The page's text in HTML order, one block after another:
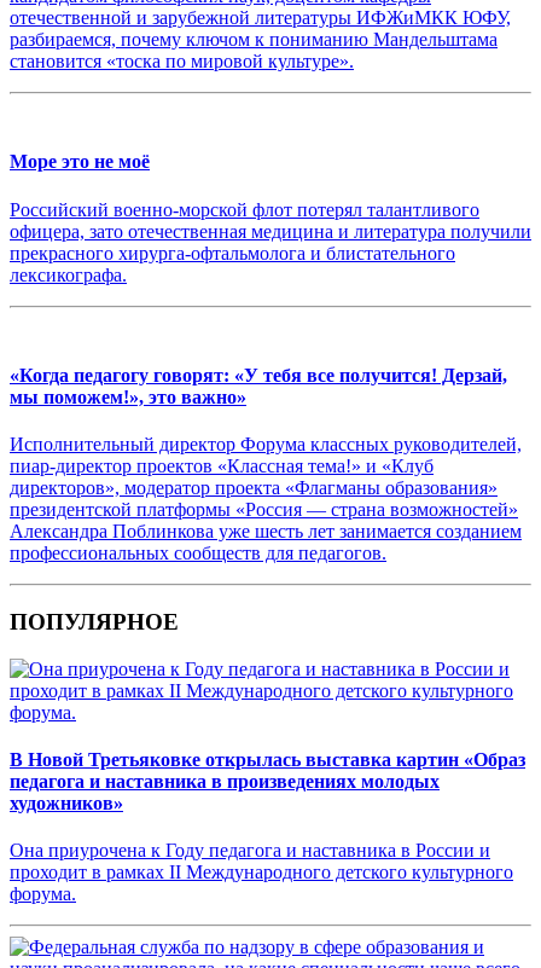
отечественной и зарубежной литературы ИФЖиМКК ЮФУ,
разбираемся, почему ключом к пониманию Мандельштама
становится «тоска по мировой культуре».
Море это не моё
Российский военно-морской флот потерял талантливого
офицера, зато отечественная медицина и литература получили
прекрасного хирурга-офтальмолога и блистательного
лексикографа.
«Когда педагогу говорят: «У тебя все получится! Дерзай,
мы поможем!», это важно»
Исполнительный директор Форума классных руководителей,
пиар-директор проектов «Классная тема!» и «Клуб
директоров», модератор проекта «Флагманы образования»
президентской платформы «Россия — страна возможностей»
Александра Поблинкова уже шесть лет занимается созданием
профессиональных сообществ для педагогов.
ПОПУЛЯРНОЕ
В Новой Третьяковке открылась выставка картин «Образ
педагога и наставника в произведениях молодых
художников»
Она приурочена к Году педагога и наставника в России и
проходит в рамках II Международного детского культурного
форума.